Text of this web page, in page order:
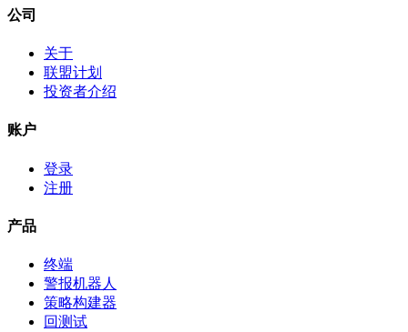
公司
关于
联盟计划
投资者介绍
账户
登录
注册
产品
终端
警报机器人
策略构建器
回测试